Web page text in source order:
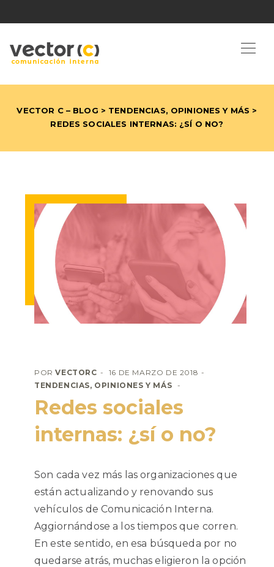
VECTOR C – BLOG > TENDENCIAS, OPINIONES Y MÁS >
REDES SOCIALES INTERNAS: ¿SÍ O NO?
PORVECTORC
16 DE MARZO DE 2018
TENDENCIAS, OPINIONES Y MÁS
Redes sociales
internas: ¿sí o no?
Son cada vez más las organizaciones que
están actualizando y renovando sus
vehículos de Comunicación Interna.
Aggiornándose a los tiempos que corren.
En este sentido, en esa búsqueda por no
quedarse atrás, muchas eligieron la opción